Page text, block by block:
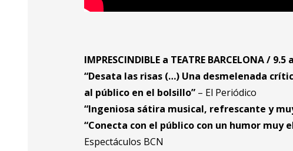
IMPRESCINDIBLE a TEATRE BARCELONA / 9.5
“Desata las risas (…) Una desmelenada
al público en el bolsillo” – El Periódico
“Ingeniosa sátira musical, refrescante y
“Conecta con el público con un humor muy
Espectáculos BCN